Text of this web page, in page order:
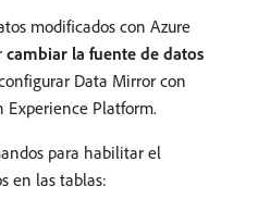
modificados con Azure
cambiar la fuente de datos
Data Mirror con
Experience Platform.
para habilitar el
en las tablas: